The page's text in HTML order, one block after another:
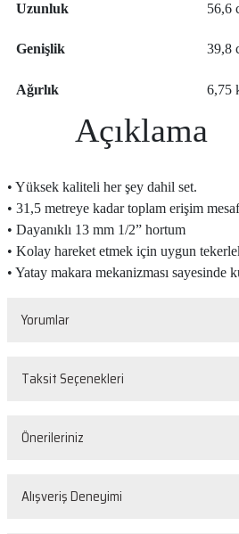
Uzunluk 56,6
Genişlik 39,8
Ağırlık 6,75
Açıklama
• Yüksek kaliteli her şey dahil set.
• 31,5 metreye kadar toplam erişim
• Dayanıklı 13 mm 1/2” hortum
• Kolay hareket etmek için uygun
• Yatay makara mekanizması sayesinde
Yorumlar
Taksit Seçenekleri
Önerileriniz
Bu ürünün fiyat bilgisi, resim, ürün
Alışveriş Deneyimi